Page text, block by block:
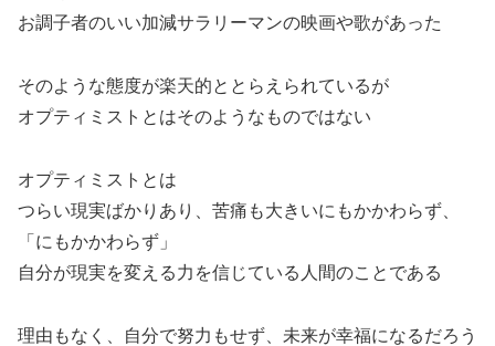
お調子者のいい加減サラリーマンの映画や歌があった
そのような態度が楽天的ととらえられているが
オプティミストとはそのようなものではない
オプティミストとは
つらい現実ばかりあり、苦痛も大きいにもかかわらず、
「にもかかわらず」
自分が現実を変える力を信じている人間のことである
理由もなく、自分で努力もせず、未来が幸福になるだろう